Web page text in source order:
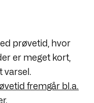
prøvetid, hvor
er meget kort,
varsel.
fremgår bl.a.
.